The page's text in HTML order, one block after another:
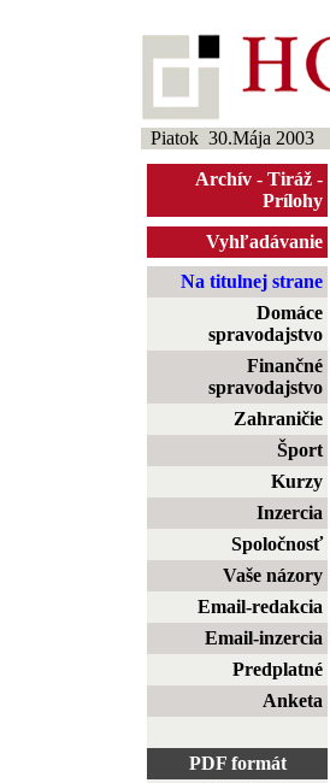
Piatok 30.Mája 2003
Archív - Tiráž -
Prílohy
Vyhľadávanie
Na titulnej strane
Domáce
spravodajstvo
Finančné
spravodajstvo
Zahraničie
Šport
Kurzy
Inzercia
Spoločnosť
Vaše názory
Email-redakcia
Email-inzercia
Predplatné
Anketa
PDF formát